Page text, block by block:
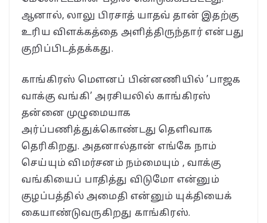
ஆனால், லாலு பிரசாத் யாதவ் தான் இதற்கு
உரிய விளக்கத்தை அளித்திருந்தார் என்பது
குறிப்பிடத்தக்கது.
காங்கிரஸ் மௌனப் பின்னணியில் ’பாஜக
வாக்கு வங்கி’ அரசியலில் காங்கிரஸ்
தன்னை முழுமையாக
அர்ப்பணித்துக்கொண்டது தெளிவாக
தெரிகிறது. அதனால்தான் எங்கே நாம்
செய்யும் விமர்சனம் நம்மையும் , வாக்கு
வங்கியைப் பாதித்து விடுமோ என்னும்
குழப்பத்தில் அமைதி என்னும் யுக்தியைக்
கையாண்டுவருகிறது காங்கிரஸ்.